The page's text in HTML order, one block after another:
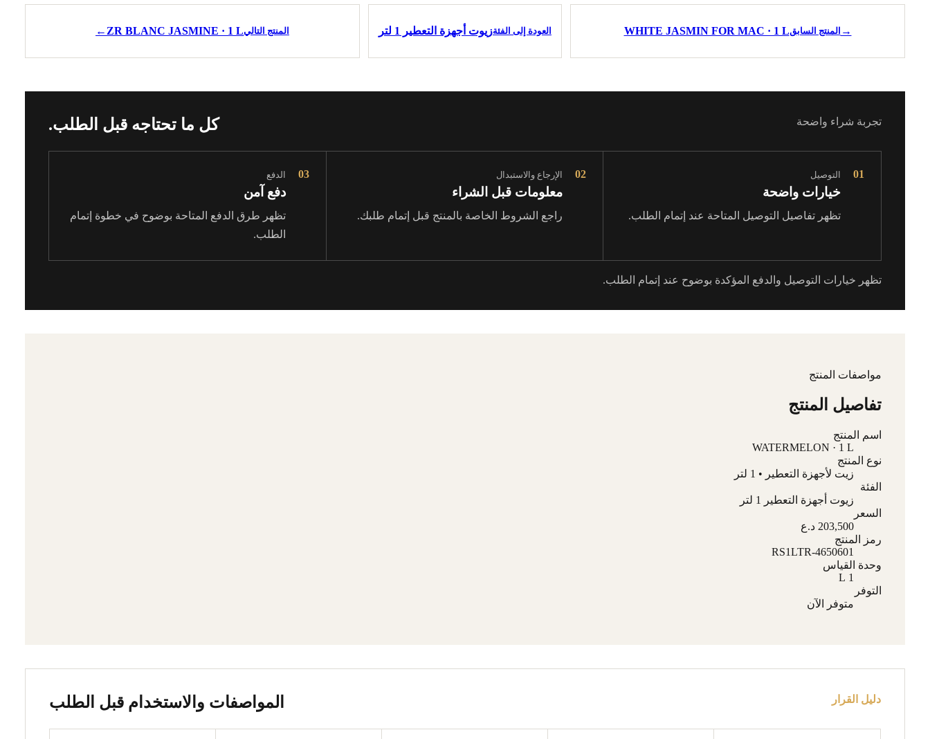
→ المنتج السابقWHITE JASMIN FOR MAC · 1 L العودة إلى الفئةزيوت أجهزة التعطير 1 لتر المنتج التاليZR BLANC JASMINE · 1 L
←
تجربة شراء واضحة كل ما تحتاجه قبل الطلب.
01 التوصيل
خيارات واضحة
تظهر تفاصيل التوصيل المتاحة عند إتمام الطلب.
02 الإرجاع والاستبدال
معلومات قبل الشراء
راجع الشروط الخاصة بالمنتج قبل إتمام طلبك.
03 الدفع
دفع آمن
تظهر طرق الدفع المتاحة بوضوح في خطوة إتمام
الطلب.
تظهر خيارات التوصيل والدفع المؤكدة بوضوح عند إتمام الطلب.
مواصفات المنتج
تفاصيل المنتج
اسم المنتج
WATERMELON · 1 L
نوع المنتج
زيت لأجهزة التعطير • 1 لتر
الفئة
زيوت أجهزة التعطير 1 لتر
السعر
203,500 د.ع
رمز المنتج
RS1LTR-4650601
وحدة القياس
1 L
التوفر
متوفر الآن
دليل القرار المواصفات والاستخدام قبل الطلب